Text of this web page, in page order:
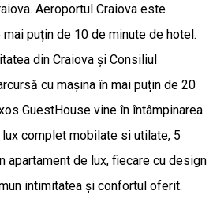
Aeroportul Craiova este
puțin de 10 de minute de hotel.
din Craiova și Consiliul
cu mașina în mai puțin de 20
GuestHouse vine în întâmpinarea
complet mobilate si utilate, 5
apartament de lux, fiecare cu design
intimitatea și confortul oferit.